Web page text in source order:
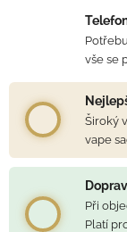
vše se
Široký
vape
Při
Platí